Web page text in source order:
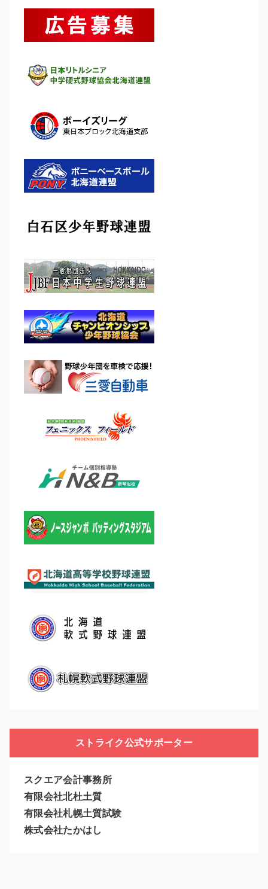
ストライク公式サポーター
スクエア会計事務所
有限会社北杜土質
有限会社札幌土質試験
株式会社たかはし